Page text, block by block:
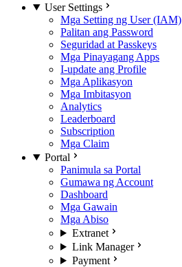
User Settings
Mga Setting ng User (IAM)
Palitan ang Password
Seguridad at Passkeys
Mga Pinayagang Apps
I-update ang Profile
Mga Aplikasyon
Mga Imbitasyon
Analytics
Leaderboard
Subscription
Mga Claim
Portal
Panimula sa Portal
Gumawa ng Account
Dashboard
Mga Gawain
Mga Abiso
Extranet
Link Manager
Payment